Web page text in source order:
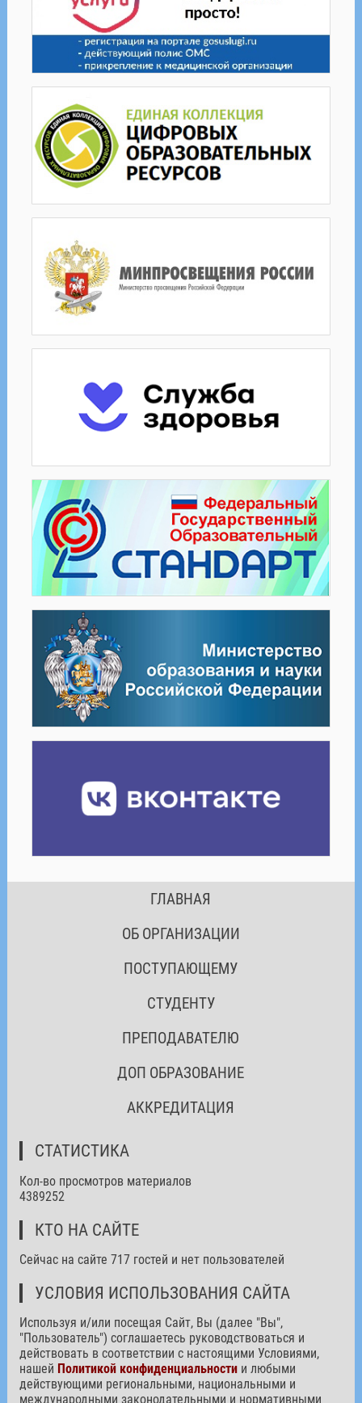
ГЛАВНАЯ
ОБ ОРГАНИЗАЦИИ
ПОСТУПАЮЩЕМУ
СТУДЕНТУ
ПРЕПОДАВАТЕЛЮ
ДОП ОБРАЗОВАНИЕ
АККРЕДИТАЦИЯ
СТАТИСТИКА
Кол-во просмотров материалов
4389252
КТО НА САЙТЕ
Сейчас на сайте 717 гостей и нет пользователей
УСЛОВИЯ ИСПОЛЬЗОВАНИЯ САЙТА
Используя и/или посещая Сайт, Вы (далее "Вы",
"Пользователь") соглашаетесь руководствоваться и
действовать в соответствии с настоящими Условиями,
нашей Политикой конфиденциальностии любыми
действующими региональными, национальными и
международными законодательными и нормативными